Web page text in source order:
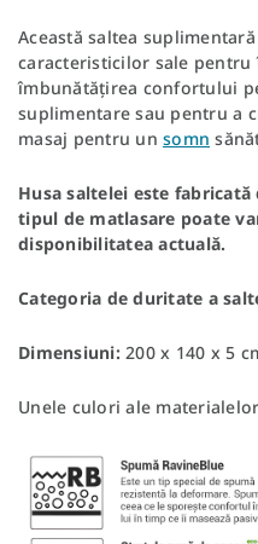
Această saltea
caracteristicilor sale
îmbunătățirea confortului
suplimentare sau pentru a
masaj pentru un somn
Husa saltelei este fabricată
tipul de matlasare poate
disponibilitatea actuală.
Categoria de duritate a
Dimensiuni: 200 x 140 x 5
Unele culori ale